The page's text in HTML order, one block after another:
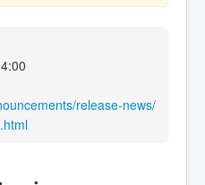
release-news/